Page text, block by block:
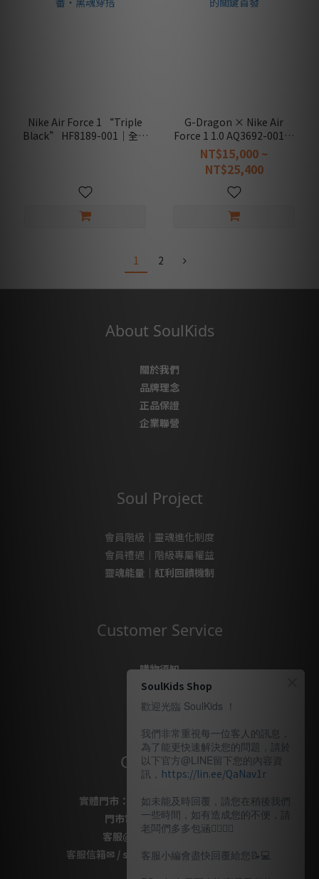
Nike Air Force 1 “Triple
Black” HF8189-001｜全黑
G-Dragon × Nike Air
Force 1 1.0 AQ3692-001｜
刮刮樂概念的關鍵首發
NT$15,000 ~
NT$25,400
1 2
About SoulKids
關於我們
品牌理念
正品保證
企業聯營
Soul Project
會員階級｜靈魂進化制度
會員禮遇｜階級專屬權益
靈魂能量｜紅利回饋機制
Customer Service
購物須知
購物代購
售後服務
Contact Us
實體門市：
桃園市桃園區復興路69號
門市電話：03-337-1777
客服@LINE ：＠soulkids
客服信箱✉ / shopsoulkids@gmail.com
SoulKids Shop
歡迎光臨 SoulKids ！
我們非常重視每一位客人的訊息，
為了能更快速解決您的問題，請於
以下官方@LINE留下您的內容資
訊， https://lin.ee/QaNav1r
如未能及時回覆，請您在稍後我們
一些時間，如有造成您的不便，請
老闆們多多包涵🙇🏽‍🙇‍♀️
客服小編會盡快回覆給您📝💻️